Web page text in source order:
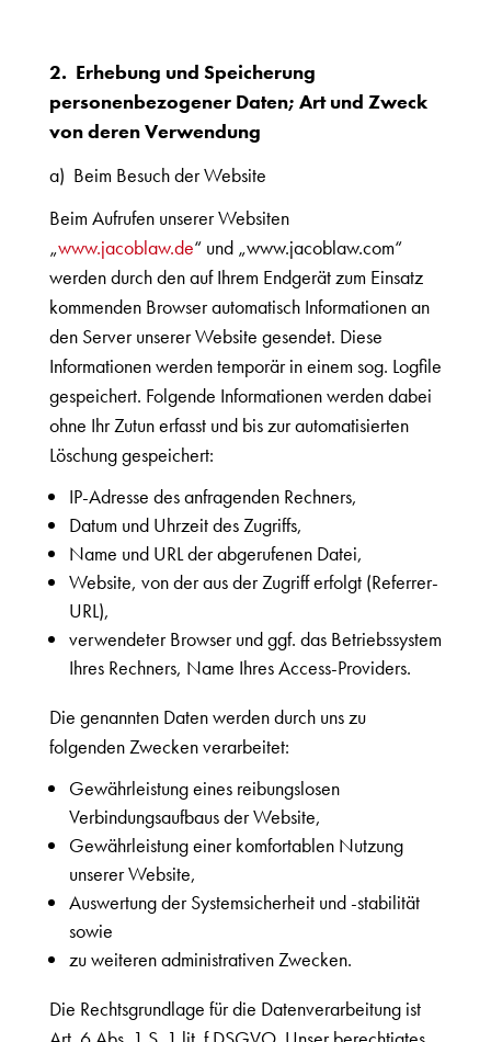
2. Erhebung und Speicherung
personenbezogener Daten; Art und Zweck
von deren Verwendung
a) Beim Besuch der Website
Beim Aufrufen unserer Websiten
„www.jacoblaw.de“ und „www.jacoblaw.com“
werden durch den auf Ihrem Endgerät zum Einsatz
kommenden Browser automatisch Informationen an
den Server unserer Website gesendet. Diese
Informationen werden temporär in einem sog. Logfile
gespeichert. Folgende Informationen werden dabei
ohne Ihr Zutun erfasst und bis zur automatisierten
Löschung gespeichert:
IP-Adresse des anfragenden Rechners,
Datum und Uhrzeit des Zugriffs,
Name und URL der abgerufenen Datei,
Website, von der aus der Zugriff erfolgt (Referrer-
URL),
verwendeter Browser und ggf. das Betriebssystem
Ihres Rechners, Name Ihres Access-Providers.
Die genannten Daten werden durch uns zu
folgenden Zwecken verarbeitet:
Gewährleistung eines reibungslosen
Verbindungsaufbaus der Website,
Gewährleistung einer komfortablen Nutzung
unserer Website,
Auswertung der Systemsicherheit und -stabilität
sowie
zu weiteren administrativen Zwecken.
Die Rechtsgrundlage für die Datenverarbeitung ist